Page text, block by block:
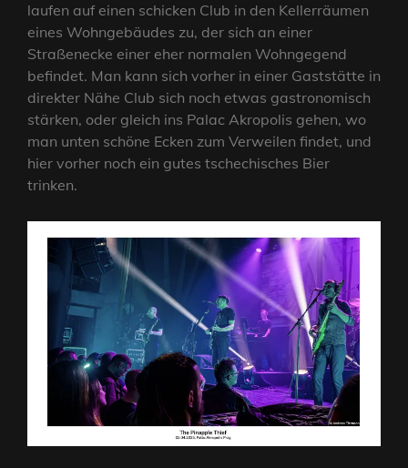
laufen auf einen schicken Club in den Kellerräumen
eines Wohngebäudes zu, der sich an einer
Straßenecke einer eher normalen Wohngegend
befindet. Man kann sich vorher in einer Gaststätte in
direkter Nähe Club sich noch etwas gastronomisch
stärken, oder gleich ins Palac Akropolis gehen, wo
man unten schöne Ecken zum Verweilen findet, und
hier vorher noch ein gutes tschechisches Bier
trinken.